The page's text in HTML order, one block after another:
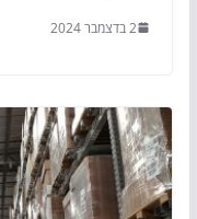
2 בדצמבר 2024